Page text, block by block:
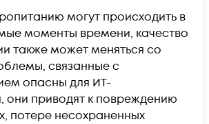
могут происходить в
моменты времени, качество
также может меняться со
связанные с
опасны для ИТ-
они приводят к повреждению
потере несохраненных